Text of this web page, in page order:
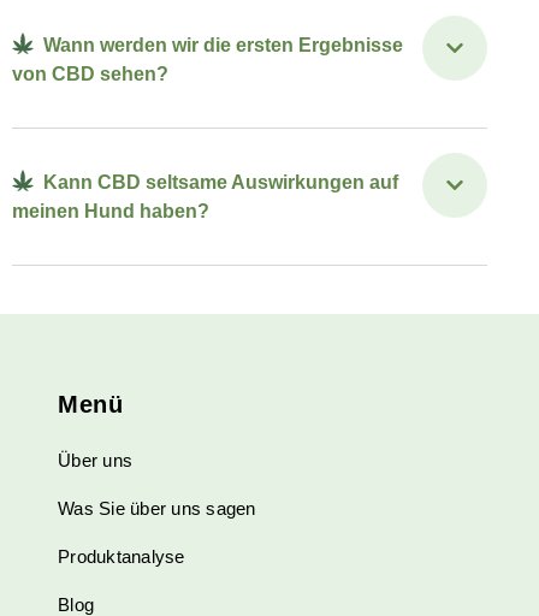
Wann werden wir die ersten Ergebnisse
von CBD sehen?
Kann CBD seltsame Auswirkungen auf
meinen Hund haben?
Menü
Über uns
Was Sie über uns sagen
Produktanalyse
Blog